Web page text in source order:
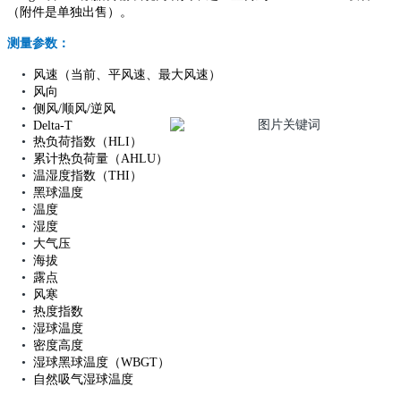
（附件是单独出售）。
测量参数：
•
风速（当前、平风速、最大风速）
•
风向
• 侧风/顺风/逆风
• Delta-T
• 热负荷指数（HLI）
•
累计热负荷量（AHLU）
• 温湿度指数（THI）
• 黑球温度
• 温度
• 湿度
• 大气压
• 海拔
• 露点
•
风寒
• 热度指数
• 湿球温度
• 密度高度
• 湿球黑球温度（WBGT）
•
自然吸气湿球温度